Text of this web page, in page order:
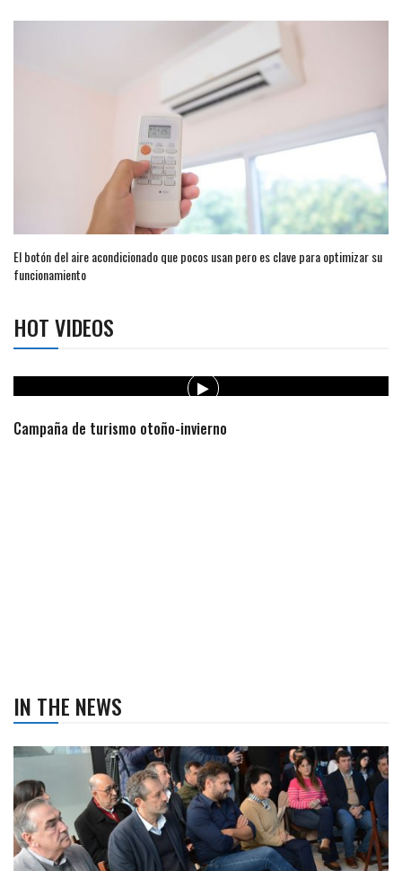
El botón del aire acondicionado que pocos usan pero es clave para optimizar su
funcionamiento
HOT VIDEOS
Campaña de turismo otoño-invierno
IN THE NEWS